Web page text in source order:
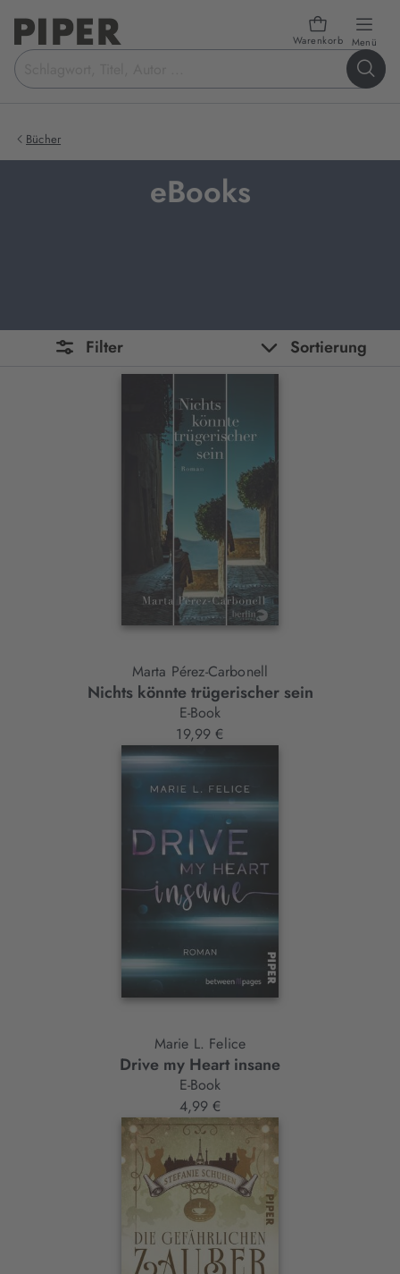
Warenkorb Menü
Suchbegriff
eingeben
Bücher
eBooks
Filter Sortierung
Marta Pérez-Carbonell
Nichts könnte trügerischer sein
E-Book
19,99 €
Marie L. Felice
Drive my Heart insane
E-Book
4,99 €